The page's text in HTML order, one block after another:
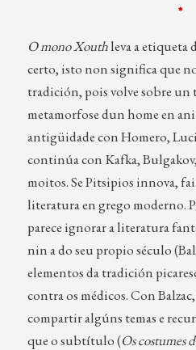
*
O mono Xouthleva a etiqueta
certo, isto non significa que
tradición, pois volve sobre un
metamorfose dun home en
antigüidade con Homero,
continúa con Kafka,
moitos. Se Pitsipios innova,
literatura en grego moderno.
parece ignorar a literatura
nin a do seu propio século
elementos da tradición
contra os médicos. Con Balzac,
compartir algúns temas e
que o subtítulo (Os costumes